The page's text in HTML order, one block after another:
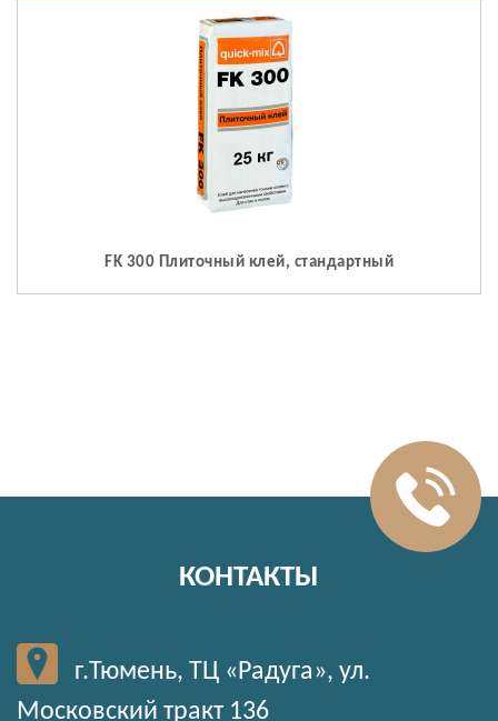
FK 300 Плиточный клей, стандартный
КОНТАКТЫ
г.Тюмень, ТЦ «Радуга», ул.
Московский тракт 136